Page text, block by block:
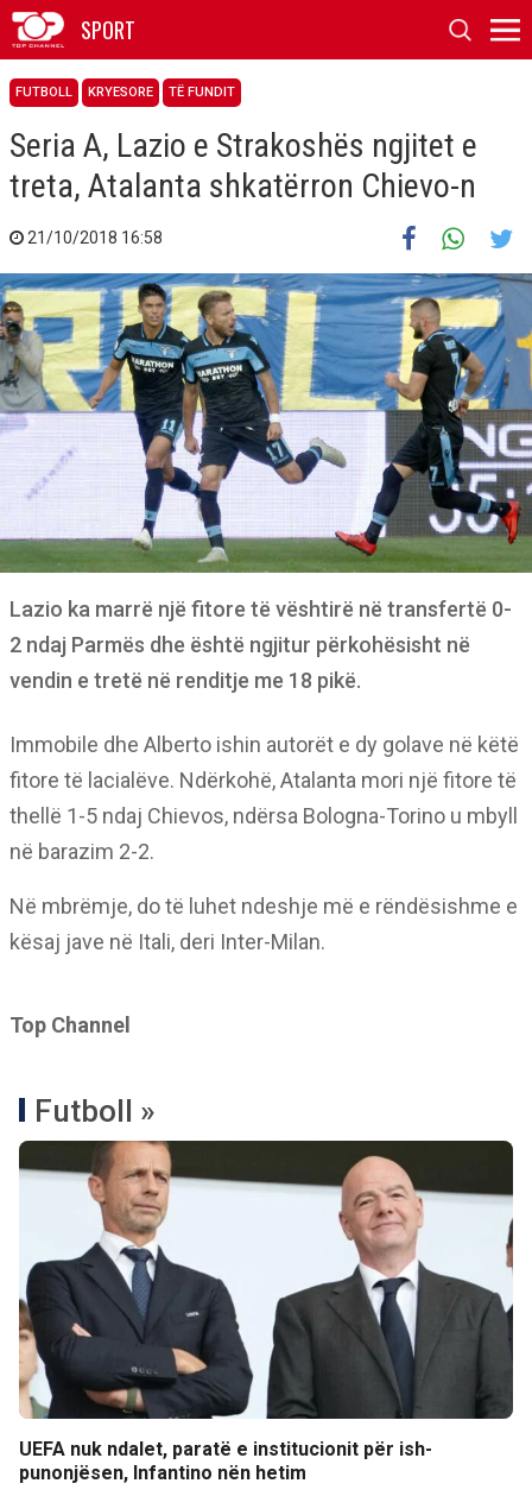
SPORT
FUTBOLL KRYESORE TË FUNDIT
Seria A, Lazio e Strakoshës ngjitet e
treta, Atalanta shkatërron Chievo-n
21/10/2018 16:58
Lazio ka marrë një fitore të vështirë në transfertë 0-
2 ndaj Parmës dhe është ngjitur përkohësisht në
vendin e tretë në renditje me 18 pikë.
Immobile dhe Alberto ishin autorët e dy golave në këtë
fitore të lacialëve. Ndërkohë, Atalanta mori një fitore të
thellë 1-5 ndaj Chievos, ndërsa Bologna-Torino u mbyll
në barazim 2-2.
Në mbrëmje, do të luhet ndeshje më e rëndësishme e
kësaj jave në Itali, deri Inter-Milan.
Top Channel
Futboll »
UEFA nuk ndalet, paratë e institucionit për ish-
punonjësen, Infantino nën hetim